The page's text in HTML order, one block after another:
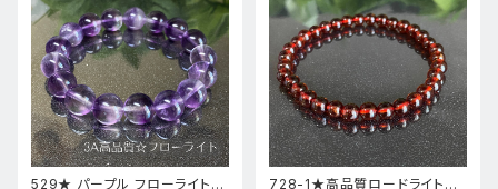
529★ パープル フローライト【 728-1★高品質ロードライトガ